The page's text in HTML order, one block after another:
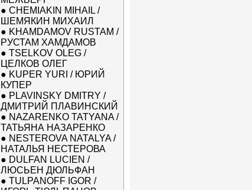
● CHEMIAKIN MIHAIL /
ШЕМЯКИН МИХАИЛ
● KHAMDAMOV RUSTAM /
РУСТАМ ХАМДАМОВ
● TSELKOV OLEG /
ЦЕЛКОВ ОЛЕГ
● KUPER YURI / ЮРИЙ
КУПЕР
● PLAVINSKY DMITRY /
ДМИТРИЙ ПЛАВИНСКИЙ
● NAZARENKO TATYANA /
ТАТЬЯНА НАЗАРЕНКО
● NESTEROVA NATALYA /
НАТАЛЬЯ НЕСТЕРОВА
● DULFAN LUCIEN /
ЛЮСЬЕН ДЮЛЬФАН
● TULPANOFF IGOR /